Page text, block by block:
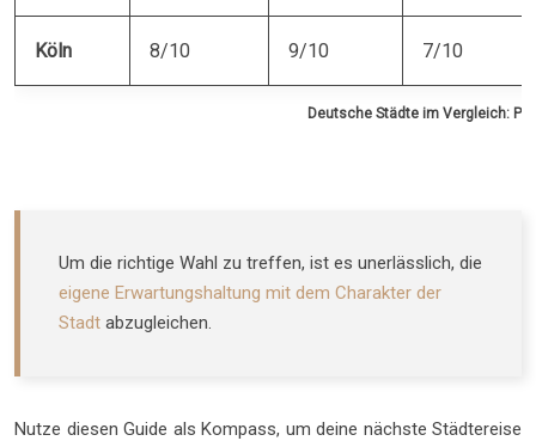
Deutsche Städte im Vergleich:
Köln 8/10 9/10 7/10
Um die richtige Wahl zu treffen, ist es unerlässlich, die
eigene Erwartungshaltung mit dem Charakter der
Stadt abzugleichen.
Nutze diesen Guide als Kompass, um deine nächste Städtereise